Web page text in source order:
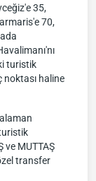
35,
70,
turistik
noktası haline
ve MUTTAŞ
transfer